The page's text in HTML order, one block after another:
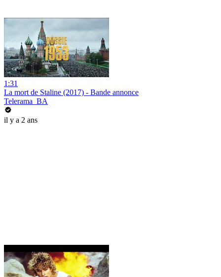
1:31
La mort de Staline (2017) - Bande annonce
Telerama_BA
il y a 2 ans